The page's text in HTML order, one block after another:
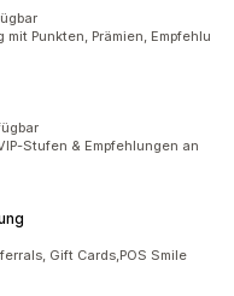
Punkten, Prämien, Empfehlu
Stufen & Empfehlungen an
Gift Cards,POS Smile